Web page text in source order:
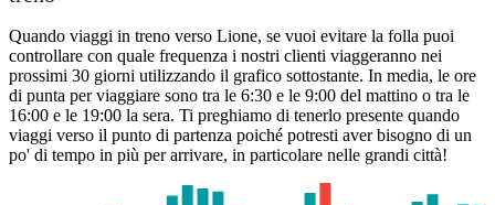
Quando viaggi in treno verso Lione, se vuoi evitare la folla puoi
controllare con quale frequenza i nostri clienti viaggeranno nei
prossimi 30 giorni utilizzando il grafico sottostante. In media, le ore
di punta per viaggiare sono tra le 6:30 e le 9:00 del mattino o tra le
16:00 e le 19:00 la sera. Ti preghiamo di tenerlo presente quando
viaggi verso il punto di partenza poiché potresti aver bisogno di un
po' di tempo in più per arrivare, in particolare nelle grandi città!